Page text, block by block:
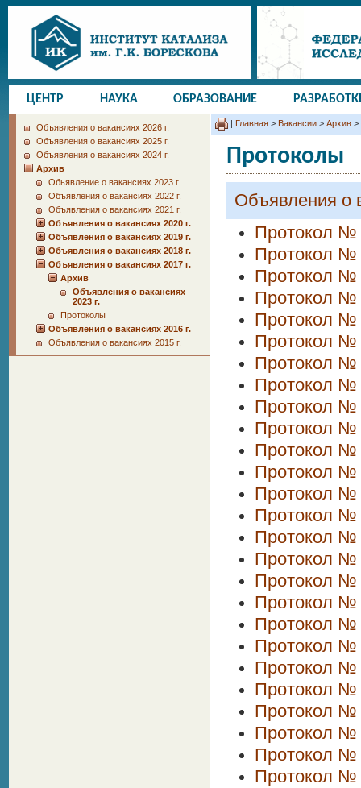
ЦЕНТР НАУКА ОБРАЗОВАНИЕ
Объявления о вакансиях 2026 г.
Объявления о вакансиях 2025 г.
Объявления о вакансиях 2024 г.
Архив
Обьявление о вакансиях 2023 г.
Объявления о вакансиях 2022 г.
Объявления о вакансиях 2021 г.
Объявления о вакансиях 2020 г.
Объявления о вакансиях 2019 г.
Объявления о вакансиях 2018 г.
Объявления о вакансиях 2017 г.
Архив
Объявления о вакансиях
2023 г.
Протоколы
Объявления о вакансиях 2016 г.
Объявления о вакансиях 2015 г.
| Главная > Вакансии > Архив >
Протоколы
Объявления о
Протокол №
Протокол №
Протокол №
Протокол №
Протокол №
Протокол №
Протокол №
Протокол №
Протокол №
Протокол №
Протокол №
Протокол №
Протокол №
Протокол №
Протокол №
Протокол №
Протокол №
Протокол №
Протокол №
Протокол №
Протокол №
Протокол №
Протокол №
Протокол №
Протокол №
Протокол №